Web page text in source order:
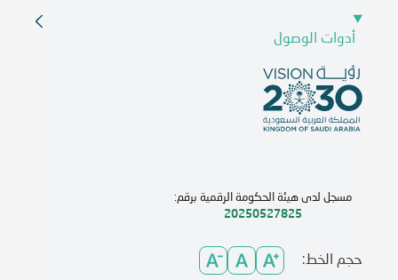
أدوات الوصول
مسجل لدى هيئة الحكومة الرقمية برقم:
20250527825
حجم الخط: